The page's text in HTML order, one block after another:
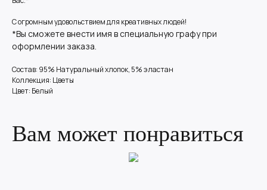
С огромным удовольствием для креативных людей!
*Вы сможете внести имя в специальную графу при
оформлении заказа.
Состав: 95% Натуральный хлопок, 5% эластан
Коллекция: Цветы
Цвет: Белый
Вам может понравиться